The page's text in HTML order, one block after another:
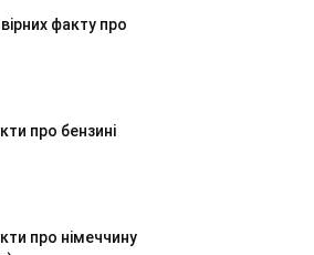
факту про
про бензині
про німеччину